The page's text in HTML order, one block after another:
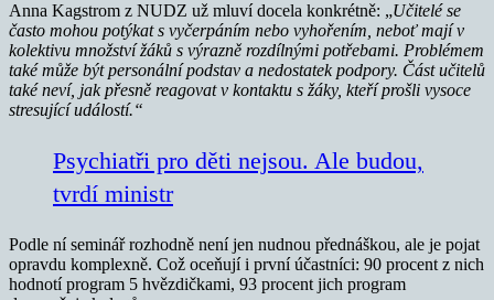
Anna Kagstrom z NUDZ už mluví docela konkrétně: „Učitelé se
často mohou potýkat s vyčerpáním nebo vyhořením, neboť mají v
kolektivu množství žáků s výrazně rozdílnými potřebami. Problémem
také může být personální podstav a nedostatek podpory. Část učitelů
také neví, jak přesně reagovat v kontaktu s žáky, kteří prošli vysoce
stresující událostí.“
Psychiatři pro děti nejsou. Ale budou,
tvrdí ministr
Podle ní seminář rozhodně není jen nudnou přednáškou, ale je pojat
opravdu komplexně. Což oceňují i první účastníci: 90 procent z nich
hodnotí program 5 hvězdičkami, 93 procent jich program